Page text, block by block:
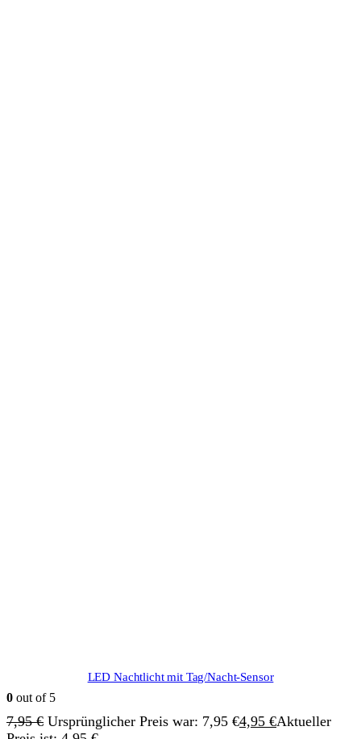
LED Nachtlicht mit Tag/Nacht-Sensor
0 out of 5
7,95€ Ursprünglicher Preis war: 7,95 €4,95 €Aktueller